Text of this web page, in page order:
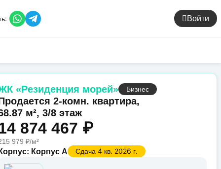
Войти
2-комн. квартира,
м², 3/8 этаж
874 467 ₽
979 ₽/м²
«Резиденция морей» Бизнес
Корпус: Корпус А Сдача 4 кв. 2026 г.